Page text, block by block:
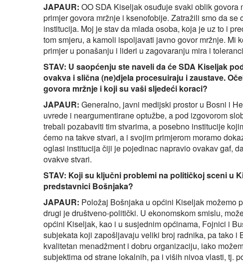
JAPAUR: OO SDA Kiseljak osuđuje svaki oblik
primjer govora mržnje i ksenofobije. Zatražili smo da
institucija. Moj je stav da mlada osoba, koja je uz to i
tom smjeru, a kamoli ispoljavati javno govor mržnje. Mi
primjer u ponašanju i lideri u zagovaranju mira i
STAV: U saopćenju ste naveli da će SDA Kiseljak
ovakva i slična (ne)djela procesuiraju i zaustave.
govora mržnje i koji su vaši sljedeći koraci?
JAPAUR: Generalno, javni medijski prostor u Bosni i
uvrede i neargumentirane optužbe, a pod izgovorom
trebali pozabaviti tim stvarima, a posebno institucije
ćemo na takve stvari, a i svojim primjerom moramo
oglasi institucija čiji je pojedinac napravio ovakav gaf,
ovakve stvari.
STAV: Koji su ključni problemi na političkoj sceni u
predstavnici Bošnjaka?
JAPAUR: Položaj Bošnjaka u općini Kiseljak možemo
drugi je društveno-politički. U ekonomskom smislu,
općini Kiseljak, kao i u susjednim općinama, Fojnici i
subjekata koji zapošljavaju veliki broj radnika, pa tako
kvalitetan menadžment i dobru organizaciju, iako
subjektima od strane lokalnih, pa i viših nivoa vlasti, tj.